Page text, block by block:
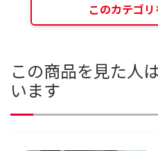
このカテゴ
この商品を見た人
います